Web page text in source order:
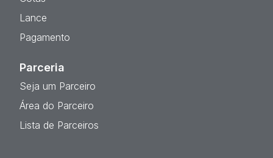
Lance
Pagamento
Parceria
Seja um Parceiro
Área do Parceiro
Lista de Parceiros